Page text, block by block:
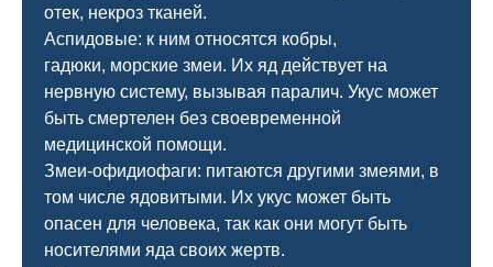
отек, некроз тканей.
Аспидовые: к ним относятся кобры,
гадюки, морские змеи. Их яд действует на
нервную систему, вызывая паралич. Укус может
быть смертелен без своевременной
медицинской помощи.
Змеи-офидиофаги: питаются другими змеями, в
том числе ядовитыми. Их укус может быть
опасен для человека, так как они могут быть
носителями яда своих жертв.